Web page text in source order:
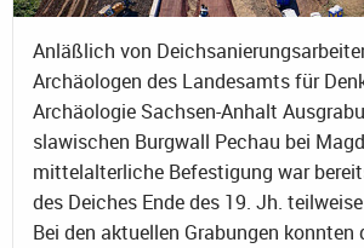
Anläßlich von
Archäologen des Landesamts für
Archäologie Sachsen-Anhalt
slawischen Burgwall Pechau bei
mittelalterliche Befestigung war
des Deiches Ende des 19. Jh.
Bei den aktuellen Grabungen konnten